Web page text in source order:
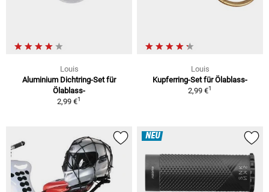
Louis
Aluminium Dichtring-Set für
Ölablass-
2,99 €1
Louis
Kupferring-Set für Ölablass-
2,99 €1
NEU